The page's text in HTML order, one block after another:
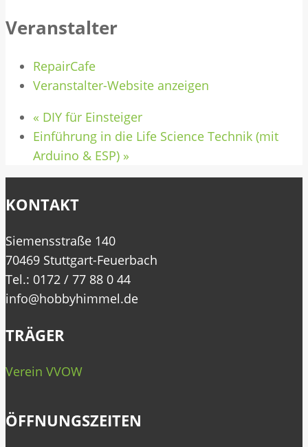
Veranstalter
RepairCafe
Veranstalter-Website anzeigen
« DIY für Einsteiger
Einführung in die Life Science Technik (mit
Arduino & ESP) »
KONTAKT
Siemensstraße 140
70469 Stuttgart-Feuerbach
Tel.: 0172 / 77 88 0 44
info@hobbyhimmel.de
TRÄGER
Verein VVOW
ÖFFNUNGSZEITEN